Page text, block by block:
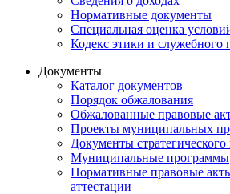
Нормативные документы
Специальная оценка
Кодекс этики и служебного
Документы
Каталог документов
Порядок обжалования
Обжалованные правовые
Проекты муниципальных
Документы
Муниципальные программы
Нормативные правовые
аттестации